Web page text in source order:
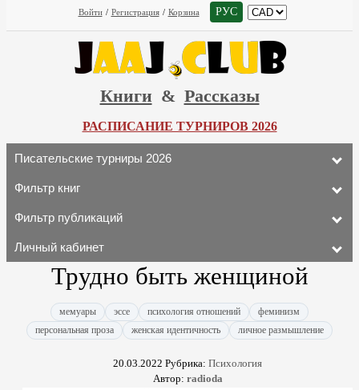
Войти / Регистрация / Корзина РУС
Книги & Рассказы
РАСПИСАНИЕ ТУРНИРОВ 2026
Писательские турниры 2026
Фильтр книг
Фильтр публикаций
Личный кабинет
Трудно быть женщиной
мемуары эссе психология отношений
феминизм
персональная проза
женская идентичность личное размышление
20.03.2022 Рубрика: Психология
Автор: radioda